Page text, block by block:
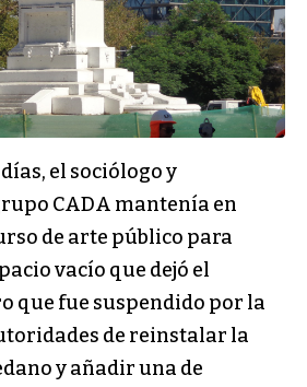
el sociólogo y
CADA mantenía en
de arte público para
vacío que dejó el
que fue suspendido por la
de reinstalar la
y añadir una de